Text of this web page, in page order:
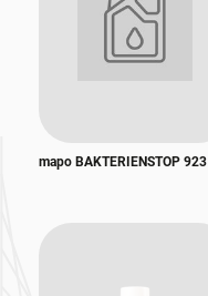
mapo BAKTERIENSTOP 923